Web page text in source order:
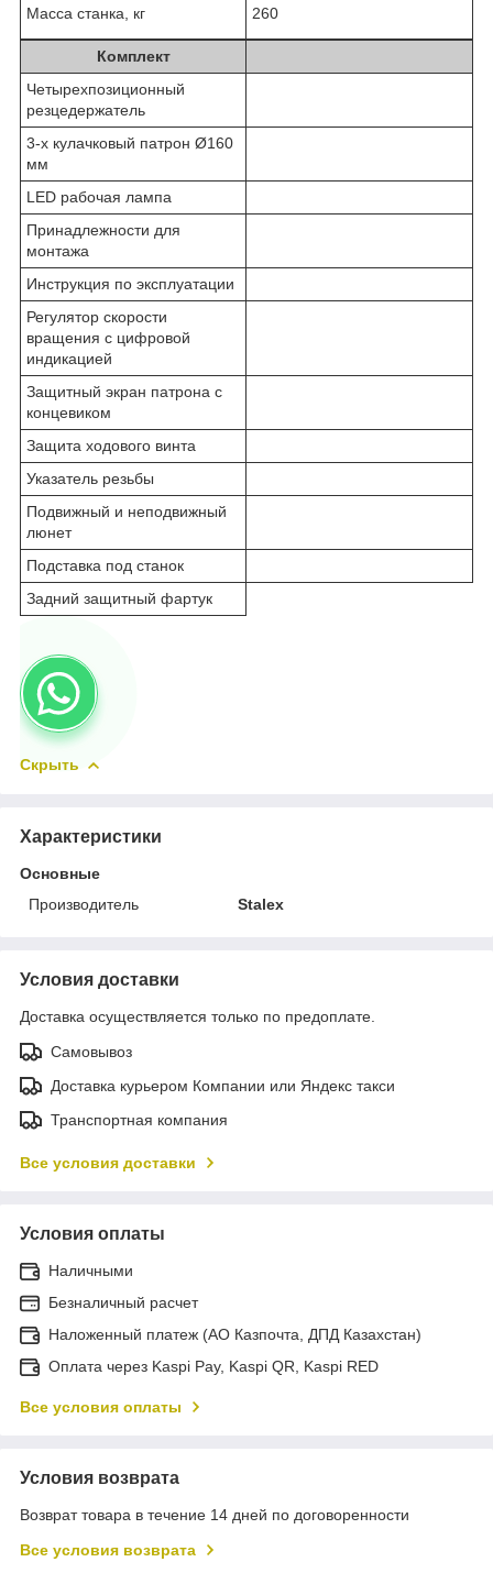
Масса станка, кг 260
Комплект
Четырехпозиционный
резцедержатель
3-х кулачковый патрон Ø160
мм
LED рабочая лампа
Принадлежности для
монтажа
Инструкция по эксплуатации
Регулятор скорости
вращения с цифровой
индикацией
Защитный экран патрона с
концевиком
Защита ходового винта
Указатель резьбы
Подвижный и неподвижный
люнет
Подставка под станок
Задний защитный фартук
Скрыть
Характеристики
Основные
Производитель
Stalex
Условия доставки
Доставка осуществляется только по предоплате.
Самовывоз
Доставка курьером Компании или Яндекс такси
Транспортная компания
Все условия доставки
Условия оплаты
Наличными
Безналичный расчет
Наложенный платеж (АО Казпочта, ДПД Казахстан)
Оплата через Kaspi Pay, Kaspi QR, Kaspi RED
Все условия оплаты
Условия возврата
Возврат товара в течение 14 дней по договоренности
Все условия возврата